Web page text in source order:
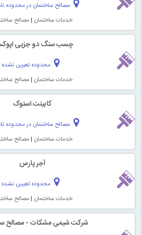
مصالح ساختمان در محدوده نامشخص
خدمات ساختمان|مصالح ساختمان
چسب سنگ دو جزیی اپوکسی
محدوده تعیین نشده
خدمات ساختمان|مصالح ساختمان
کابینت استوک
مصالح ساختمان در محدوده نامشخص
خدمات ساختمان|مصالح ساختمان
آجر پارس
محدوده تعیین نشده
خدمات ساختمان|مصالح ساختمان
شرکت شیمی مشکات - مصالح ساختمانی